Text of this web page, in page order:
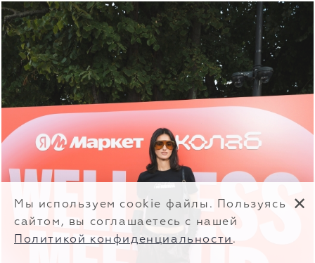
Мы используем cookie файлы. Пользуясь
сайтом, вы соглашаетесь с нашей
Политикой конфиденциальности .
✕